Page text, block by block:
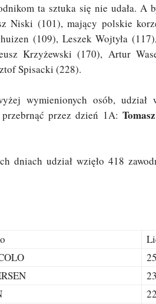
ta sztuka się nie udała.
Niski (101), mający polskie
(109), Leszek Wojtyła
Krzyżewski (170), Artur
Spisacki (228).
wymienionych osób, udział
przez dzień 1A:
dniach udział wzięło 418